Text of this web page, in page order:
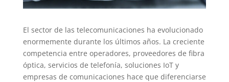
El sector de las telecomunicaciones ha evolucionado
enormemente durante los últimos años. La creciente
competencia entre operadores, proveedores de fibra
óptica, servicios de telefonía, soluciones IoT y
empresas de comunicaciones hace que diferenciarse